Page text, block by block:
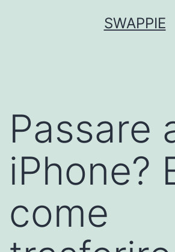
SWAPPIE
Passare
iPhone?
come